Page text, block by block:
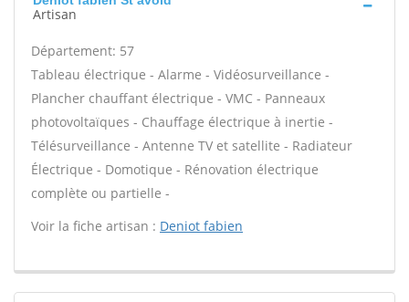
Artisan
Département: 57
Tableau électrique - Alarme - Vidéosurveillance -
Plancher chauffant électrique - VMC - Panneaux
photovoltaïques - Chauffage électrique à inertie -
Télésurveillance - Antenne TV et satellite - Radiateur
Électrique - Domotique - Rénovation électrique
complète ou partielle -
Voir la fiche artisan : Deniot fabien